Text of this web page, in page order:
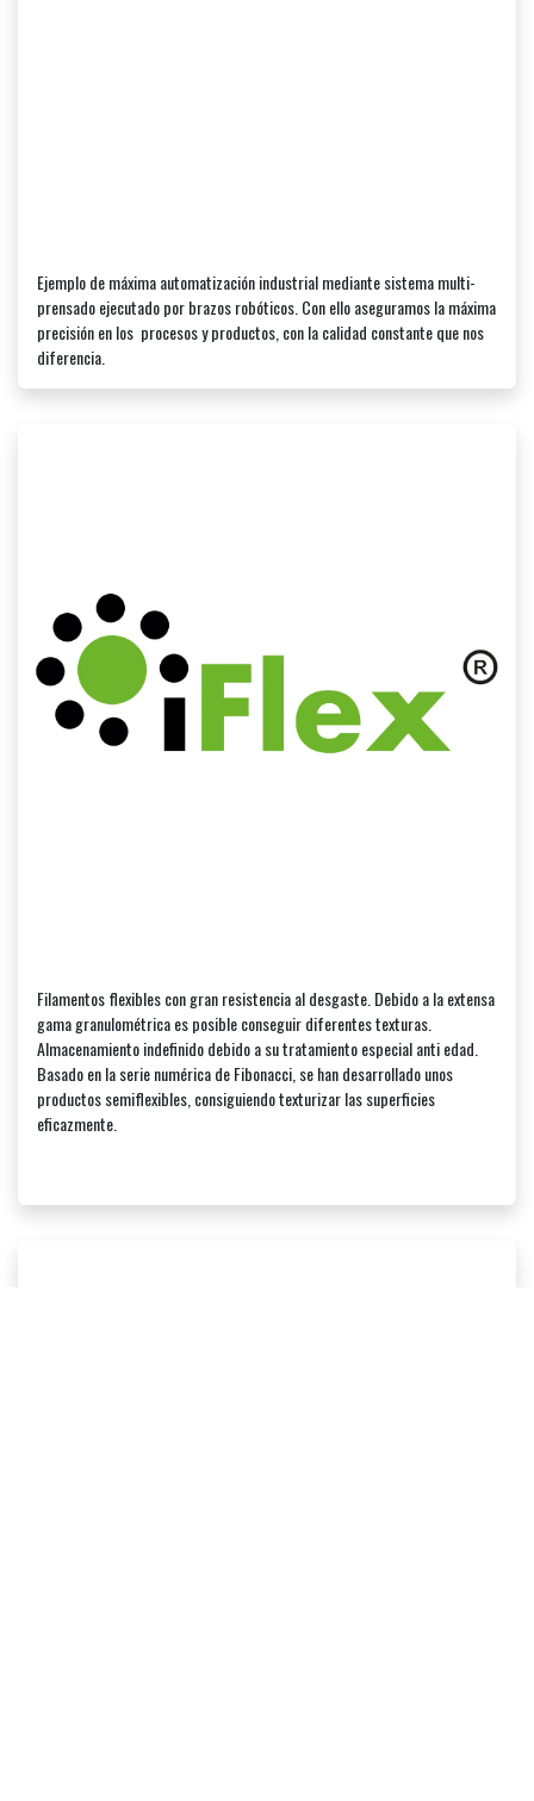
Ejemplo de máxima automatización industrial mediante sistema multi-
prensado ejecutado por brazos robóticos. Con ello aseguramos la máxima
precisión en los procesos y productos, con la calidad constante que nos
diferencia.
Filamentos flexibles con gran resistencia al desgaste. Debido a la extensa
gama granulométrica es posible conseguir diferentes texturas.
Almacenamiento indefinido debido a su tratamiento especial anti edad.
Basado en la serie numérica de Fibonacci, se han desarrollado unos
productos semiflexibles, consiguiendo texturizar las superficies
eficazmente.